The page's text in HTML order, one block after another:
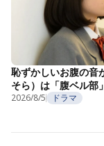
恥ずかしいお腹の音
そら）は「腹ベル部
2026/8/5 ドラマ